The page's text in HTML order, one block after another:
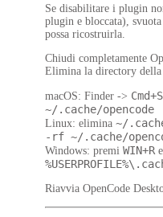
Se disabilitare i plugin
plugin e bloccata),
possa ricostruirla.
Chiudi completamente
Elimina la directory della
macOS: Finder ->
~/.cache/opencode
Linux: elimina ~/
-rf ~/.cache/
Windows: premi WIN+R
Riavvia OpenCode